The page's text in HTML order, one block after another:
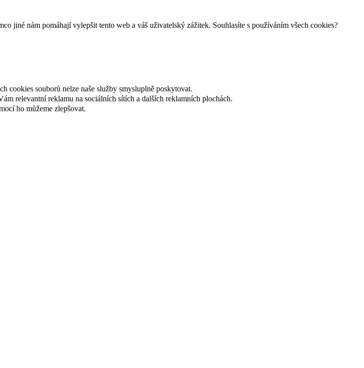
jiné nám pomáhají vylepšit tento web a váš uživatelský zážitek. Souhlasíte s používáním všech cookies?
cookies souborů nelze naše služby smysluplně poskytovat.
relevantní reklamu na sociálních sítích a dalších reklamních plochách.
ho můžeme zlepšovat.